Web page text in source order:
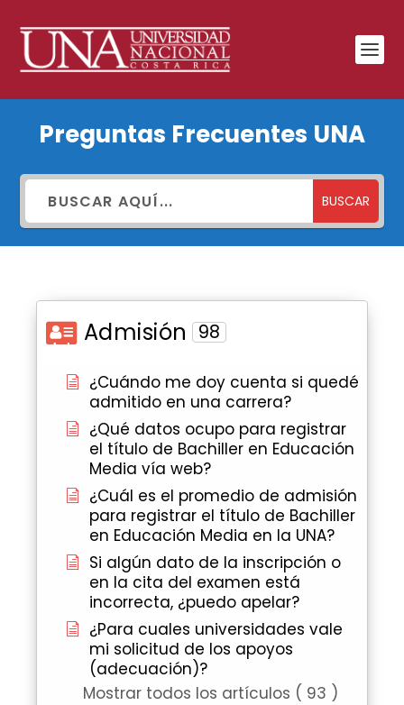
frecuentes
Preguntas Frecuentes UNA
BUSCAR
Admisión 98
¿Cuándo me doy cuenta si quedé
admitido en una carrera?
¿Qué datos ocupo para registrar
el título de Bachiller en Educación
Media vía web?
¿Cuál es el promedio de admisión
para registrar el título de Bachiller
en Educación Media en la UNA?
Si algún dato de la inscripción o
en la cita del examen está
incorrecta, ¿puedo apelar?
¿Para cuales universidades vale
mi solicitud de los apoyos
(adecuación)?
Mostrar todos los artículos ( 93 )